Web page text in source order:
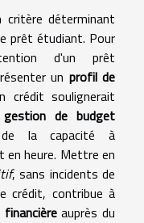
critère déterminant
prêt étudiant. Pour
d'un prêt
un profil de
crédit soulignerait
gestion de budget
de la capacité à
heure. Mettre en
, sans incidents de
crédit, contribue à
auprès du